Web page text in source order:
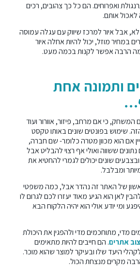
ואפרוחים. הם כל כך צהובים, רכים
לאכול אותם.
אבל איור למרכז שיווק עם עגלה עמוסה
במחיר מוזל, יכול להיות אחלה איור
הרבה אפשר לקנות בכמה מעט.
ותמונה אחת
כי אם מרחב, פיזור,אוורור ועוד
שימוש בפונטים שונים באותו טקסט
אם הוא מכוון מטרה כלומר- שם חברה,
ששווה ואולי אף רצוי להבליט אבל
ובצבעים שונים יכולים לגמרי להחטיא את
ומבלבל.
של האתר זה נהדר אבל, כמה משפטי
לאן הוא הגיע מאוד יעזרו לכם לגרום לו
ומי יודע אולי הוא יהיה הלקוח הבא
מדי, מתוחכמים מדי ולהפגין את היכולת
אתרים. הם חייבים להיות מתאימים
היעד שלו ובעיקר למוצר שהוא מוכר.
מקרים מנצחת הכול.